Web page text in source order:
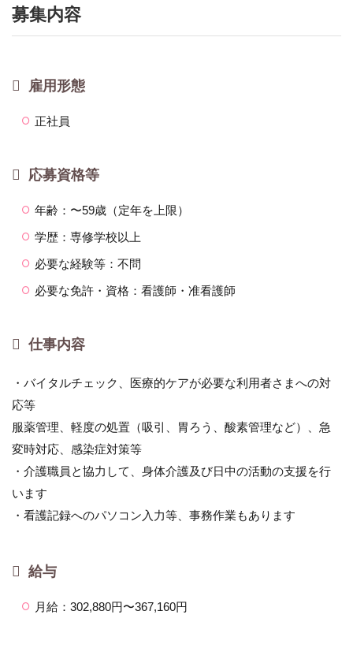
募集内容
雇用形態
正社員
応募資格等
年齢：〜59歳（定年を上限）
学歴：専修学校以上
必要な経験等：不問
必要な免許・資格：看護師・准看護師
仕事内容
・バイタルチェック、医療的ケアが必要な利用者さまへの対
応等
服薬管理、軽度の処置（吸引、胃ろう、酸素管理など）、急
変時対応、感染症対策等
・介護職員と協力して、身体介護及び日中の活動の支援を行
います
・看護記録へのパソコン入力等、事務作業もあります
給与
月給：302,880円〜367,160円